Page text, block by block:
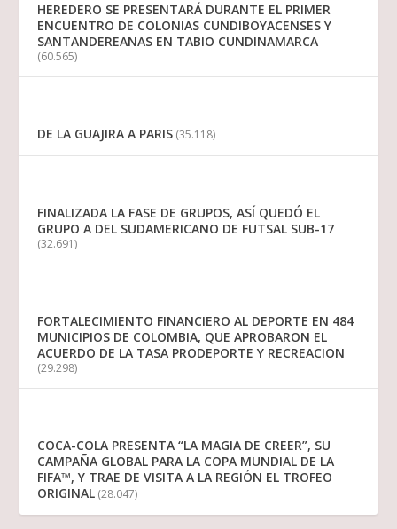
HEREDERO SE PRESENTARÁ DURANTE EL PRIMER
ENCUENTRO DE COLONIAS CUNDIBOYACENSES Y
SANTANDEREANAS EN TABIO CUNDINAMARCA
(60.565)
DE LA GUAJIRA A PARIS (35.118)
FINALIZADA LA FASE DE GRUPOS, ASÍ QUEDÓ EL
GRUPO A DEL SUDAMERICANO DE FUTSAL SUB-17
(32.691)
FORTALECIMIENTO FINANCIERO AL DEPORTE EN 484
MUNICIPIOS DE COLOMBIA, QUE APROBARON EL
ACUERDO DE LA TASA PRODEPORTE Y RECREACION
(29.298)
COCA-COLA PRESENTA “LA MAGIA DE CREER”, SU
CAMPAÑA GLOBAL PARA LA COPA MUNDIAL DE LA
FIFA™, Y TRAE DE VISITA A LA REGIÓN EL TROFEO
ORIGINAL (28.047)